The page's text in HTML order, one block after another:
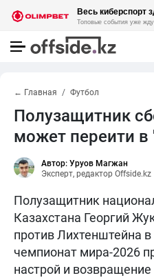
← Главная Футбол
Полузащитник
может переити в
Автор: Уруов Магжан
Эксперт, редактор Offside.kz
Полузащитник
Казахстана Георгий
против Лихтенштейна
чемпионат мира-2026
настрой и